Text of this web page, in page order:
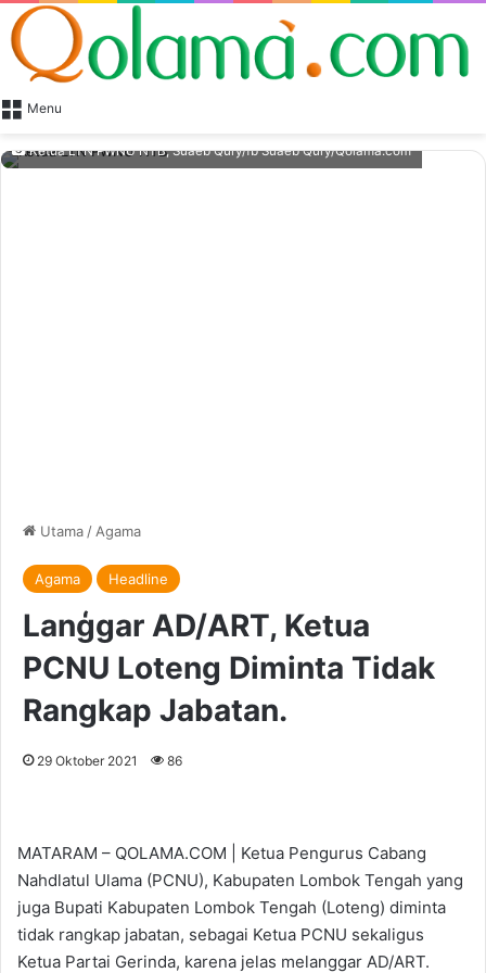
Menu
Ketua LTN PWNU NTB, Suaeb Qury/fb Suaeb Qury/Qolama.com
Utama/Agama
Agama Headline
Lanģgar AD/ART, Ketua
PCNU Loteng Diminta Tidak
Rangkap Jabatan.
29 Oktober 2021 86
MATARAM – QOLAMA.COM | Ketua Pengurus Cabang
Nahdlatul Ulama (PCNU), Kabupaten Lombok Tengah yang
juga Bupati Kabupaten Lombok Tengah (Loteng) diminta
tidak rangkap jabatan, sebagai Ketua PCNU sekaligus
Ketua Partai Gerinda, karena jelas melanggar AD/ART.